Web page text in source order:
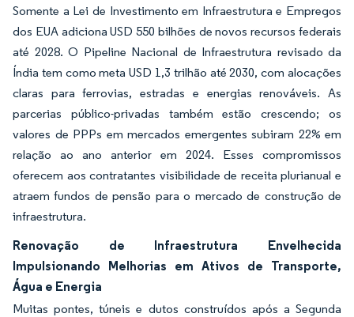
Somente a Lei de Investimento em Infraestrutura e Empregos
dos EUA adiciona USD 550 bilhões de novos recursos federais
até 2028. O Pipeline Nacional de Infraestrutura revisado da
Índia tem como meta USD 1,3 trilhão até 2030, com alocações
claras para ferrovias, estradas e energias renováveis. As
parcerias público-privadas também estão crescendo; os
valores de PPPs em mercados emergentes subiram 22% em
relação ao ano anterior em 2024. Esses compromissos
oferecem aos contratantes visibilidade de receita plurianual e
atraem fundos de pensão para o mercado de construção de
infraestrutura.
Renovação de Infraestrutura Envelhecida
Impulsionando Melhorias em Ativos de Transporte,
Água e Energia
Muitas pontes, túneis e dutos construídos após a Segunda